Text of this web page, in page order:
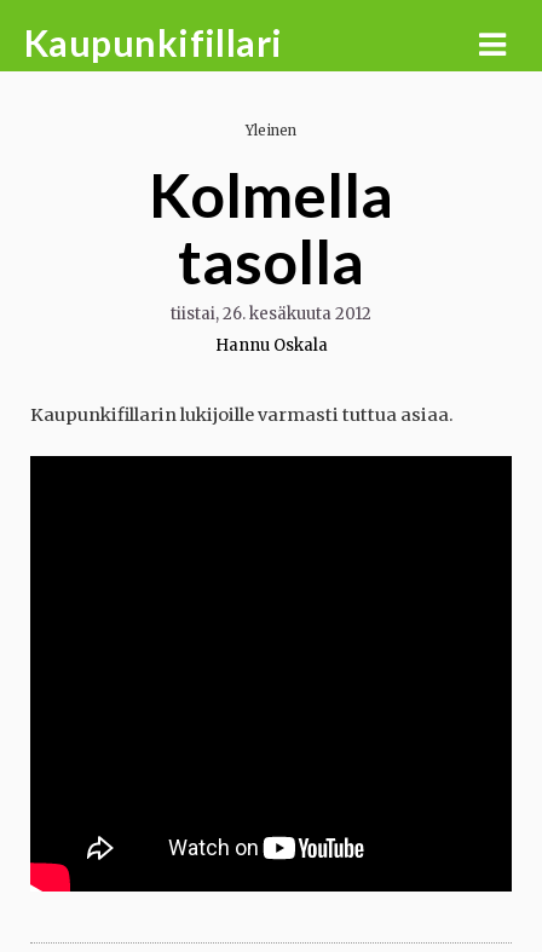
Kaupunkifillari
Yleinen
Kolmella
tasolla
tiistai, 26. kesäkuuta 2012
Hannu Oskala
Kaupunkifillarin lukijoille varmasti tuttua asiaa.